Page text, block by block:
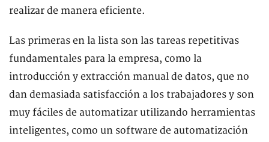
realizar de manera eficiente.
Las primeras en la lista son las tareas repetitivas
fundamentales para la empresa, como la
introducción y extracción manual de datos, que no
dan demasiada satisfacción a los trabajadores y son
muy fáciles de automatizar utilizando herramientas
inteligentes, como un software de automatización